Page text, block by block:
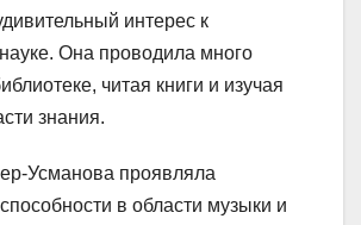
интерес к
науке. Она проводила много
читая книги и изучая
знания.
Усманова проявляла
в области музыки и